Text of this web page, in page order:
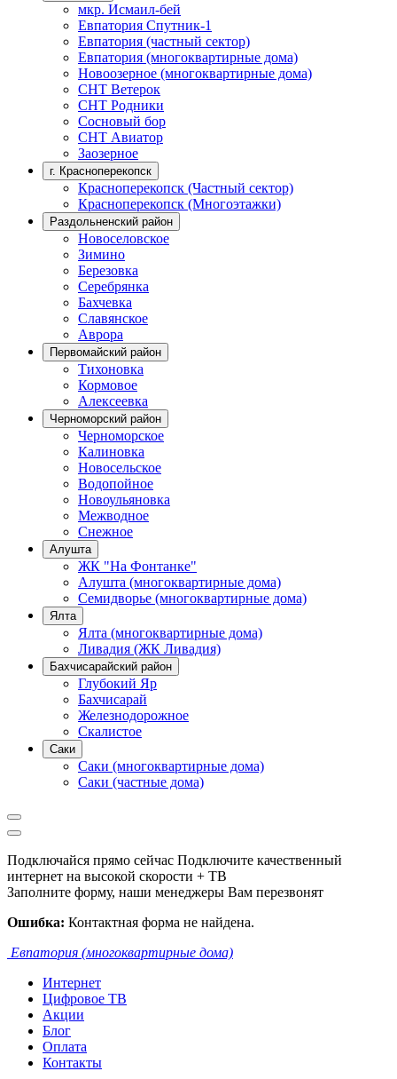
мкр. Исмаил-бей
Евпатория Спутник-1
Евпатория (частный сектор)
Евпатория (многоквартирные дома)
Новоозерное (многоквартирные дома)
СНТ Ветерок
СНТ Родники
Сосновый бор
СНТ Авиатор
Заозерное
г. Красноперекопск
Красноперекопск (Частный сектор)
Красноперекопск (Многоэтажки)
Раздольненский район
Новоселовское
Зимино
Березовка
Серебрянка
Бахчевка
Славянское
Аврора
Первомайский район
Тихоновка
Кормовое
Алексеевка
Черноморский район
Черноморское
Калиновка
Новосельское
Водопойное
Новоульяновка
Межводное
Снежное
Алушта
ЖК "На Фонтанке"
Алушта (многоквартирные дома)
Семидворье (многоквартирные дома)
Ялта
Ялта (многоквартирные дома)
Ливадия (ЖК Ливадия)
Бахчисарайский район
Глубокий Яр
Бахчисарай
Железнодорожное
Скалистое
Саки
Саки (многоквартирные дома)
Саки (частные дома)
Подключайся прямо сейчас Подключите качественный
интернет на высокой скорости + ТВ
Заполните форму, наши менеджеры Вам перезвонят
Ошибка: Контактная форма не найдена.
Евпатория (многоквартирные дома)
Интернет
Цифровое ТВ
Акции
Блог
Оплата
Контакты